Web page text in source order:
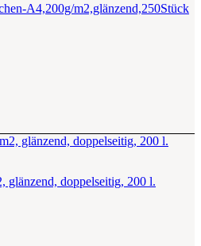
A4,200g/m2,glänzend,250Stück
glänzend, doppelseitig, 200 l.